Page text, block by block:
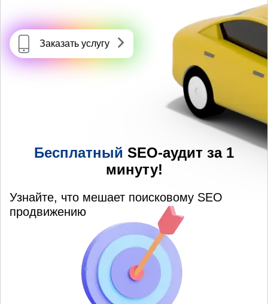
Заказать услугу
Бесплатный SEO-аудит за 1
минуту!
Узнайте, что мешает поисковому SEO
продвижению